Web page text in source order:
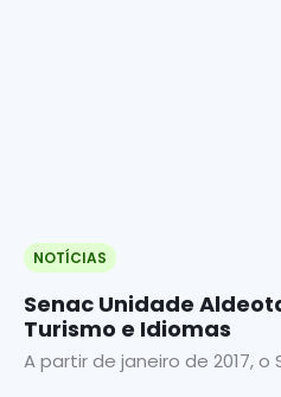
NOTÍCIAS
Senac Unidade
Turismo e Idiomas
A partir de janeiro de 2017, o